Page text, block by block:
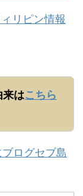
来はこちら
ログセブ島